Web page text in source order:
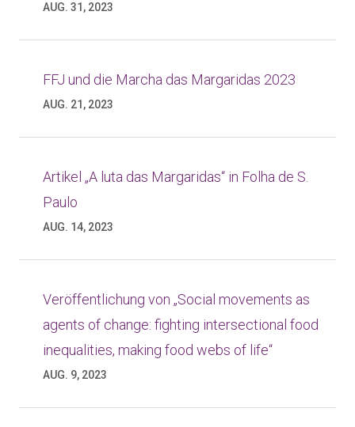
AUG. 31, 2023
FFJ und die Marcha das Margaridas 2023
AUG. 21, 2023
Artikel „A luta das Margaridas“ in Folha de S.
Paulo
AUG. 14, 2023
Veröffentlichung von „Social movements as
agents of change: fighting intersectional food
inequalities, making food webs of life“
AUG. 9, 2023